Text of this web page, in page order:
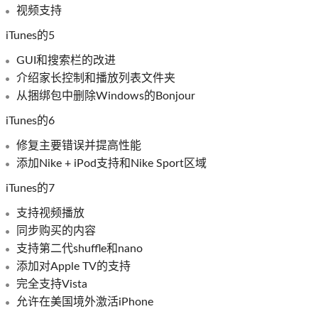
视频支持
iTunes的5
GUI和搜索栏的改进
介绍家长控制和播放列表文件夹
从捆绑包中删除Windows的Bonjour
iTunes的6
修复主要错误并提高性能
添加Nike + iPod支持和Nike Sport区域
iTunes的7
支持视频播放
同步购买的内容
支持第二代shuffle和nano
添加对Apple TV的支持
完全支持Vista
允许在美国境外激活iPhone